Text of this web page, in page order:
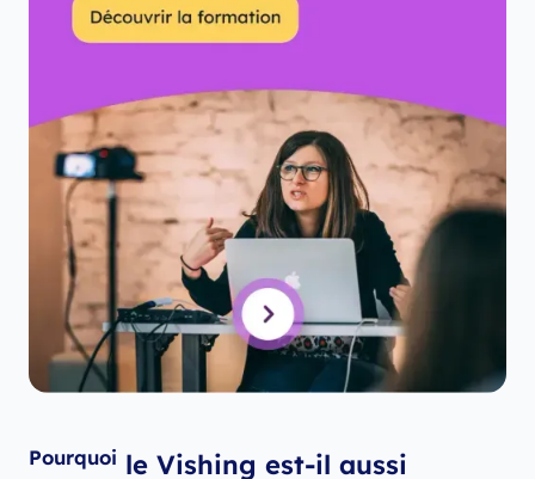
Pourquoi le Vishing est-il aussi